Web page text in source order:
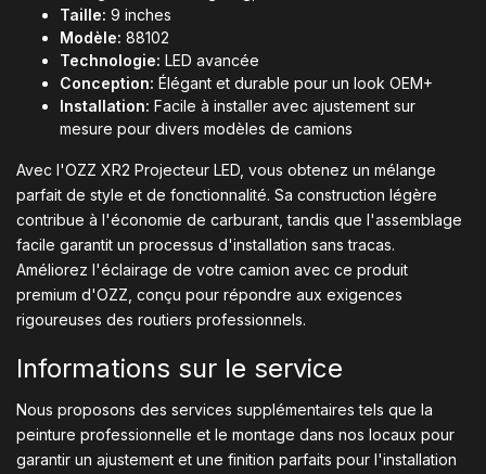
Taille: 9 inches
Modèle: 88102
Technologie: LED avancée
Conception: Élégant et durable pour un look OEM+
Installation: Facile à installer avec ajustement sur
mesure pour divers modèles de camions
Avec l'OZZ XR2 Projecteur LED, vous obtenez un mélange
parfait de style et de fonctionnalité. Sa construction légère
contribue à l'économie de carburant, tandis que l'assemblage
facile garantit un processus d'installation sans tracas.
Améliorez l'éclairage de votre camion avec ce produit
premium d'OZZ, conçu pour répondre aux exigences
rigoureuses des routiers professionnels.
Informations sur le service
Nous proposons des services supplémentaires tels que la
peinture professionnelle et le montage dans nos locaux pour
garantir un ajustement et une finition parfaits pour l'installation